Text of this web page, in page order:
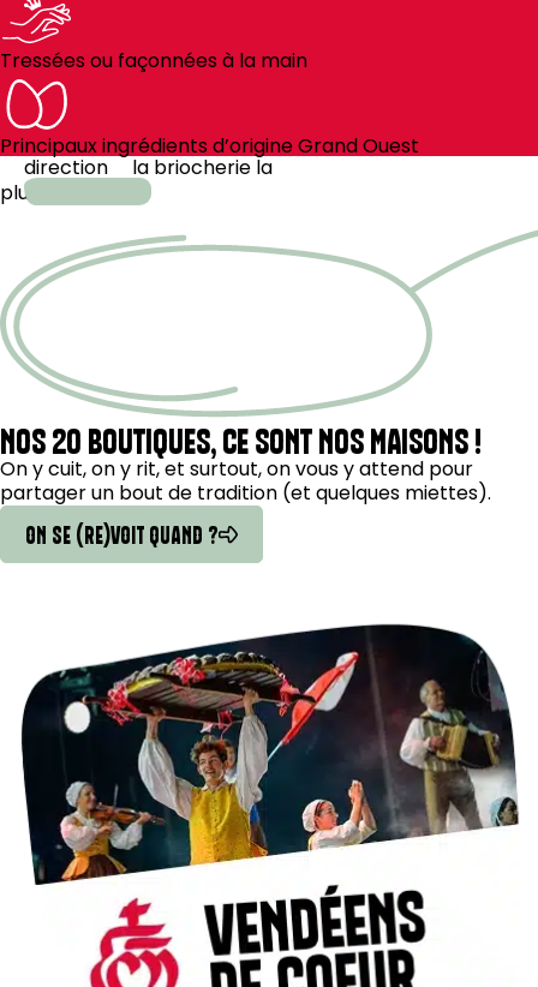
Tressées ou façonnées à la main
Principaux ingrédients d’origine Grand Ouest
direction la briocherie la
plus
NOS 20 BOUTIQUES, CE SONT NOS MAISONS !
On y cuit, on y rit, et surtout, on vous y attend pour
partager un bout de tradition (et quelques miettes).
ON SE (RE)VOIT QUAND ?